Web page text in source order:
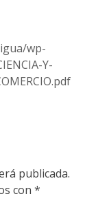
wp-
Y-
publicada.
con *